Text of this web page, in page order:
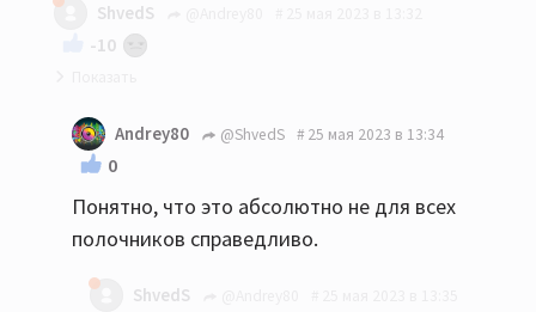
ShvedS
-10
Если честно и субъективно, то спорно... У меня
18квм кдп, 610ые полочник умудрились завести
помещение, пока муж не доделал подготовку
дополнительно, те же 630 или целаны
напольники вообще бы порвали думаю, так что
мое имхо: до 20-22 квм никаких напольников...
Andrey80 @ShvedS 25 мая 2023 в 13:34
0
Понятно, что это абсолютно не для всех
полочников справедливо.
ShvedS